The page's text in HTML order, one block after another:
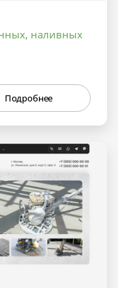
наливных
Подробнее